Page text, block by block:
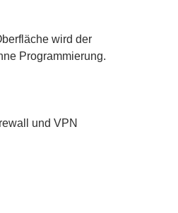
wird der
Programmierung.
und VPN